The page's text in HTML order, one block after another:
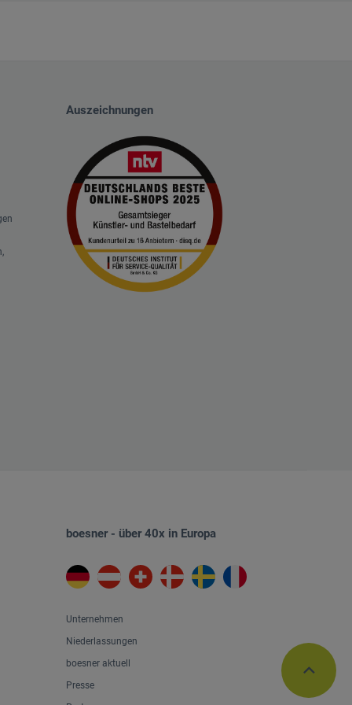
Auszeichnungen
boesner - über 40x in Europa
Unternehmen
Niederlassungen
boesner aktuell
Presse